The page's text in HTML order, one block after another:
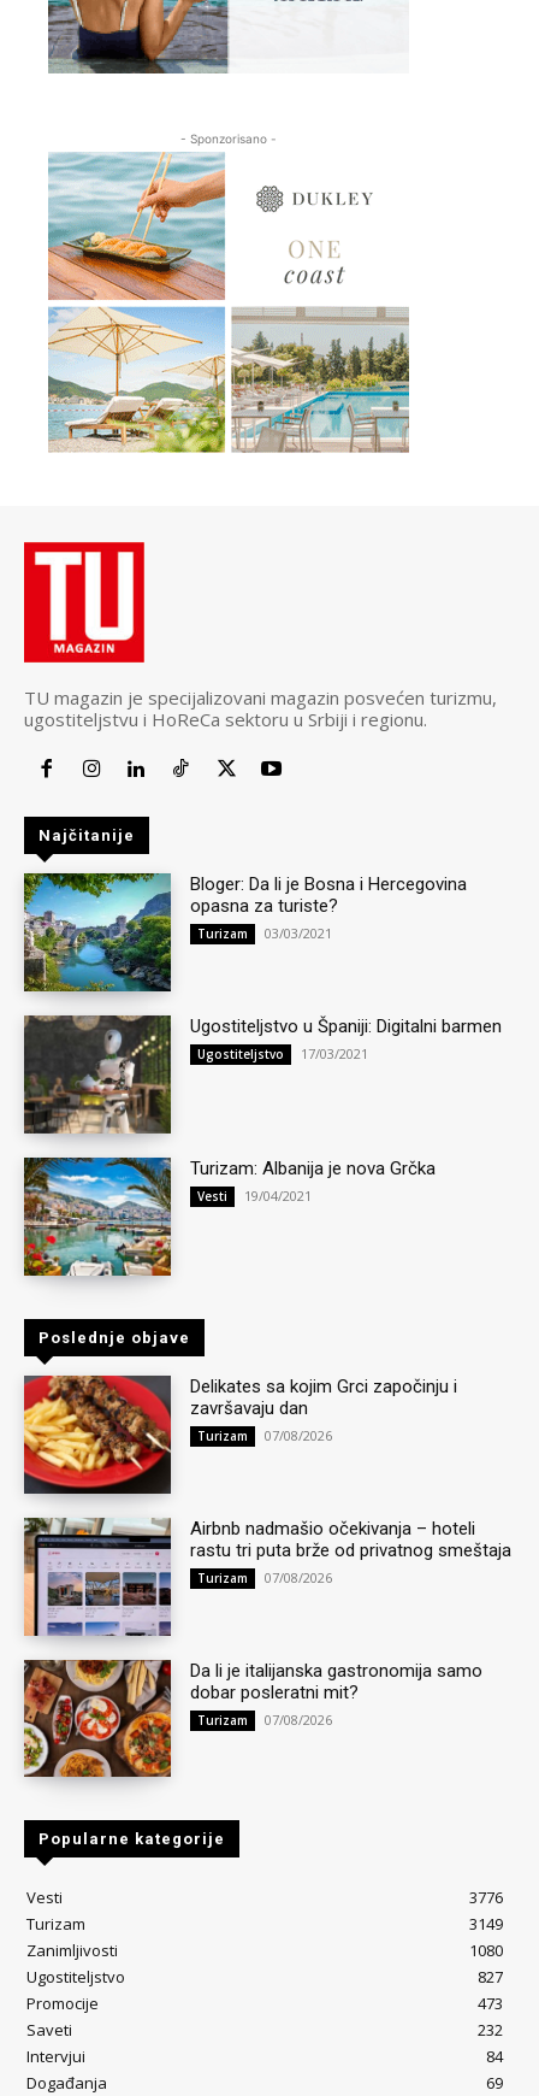
- Sponzorisano -
TU magazin je specijalizovani magazin posvećen turizmu,
ugostiteljstvu i HoReCa sektoru u Srbiji i regionu.
Najčitanije
Bloger: Da li je Bosna i Hercegovina
opasna za turiste?
Turizam 03/03/2021
Ugostiteljstvo u Španiji: Digitalni barmen
Ugostiteljstvo 17/03/2021
Turizam: Albanija je nova Grčka
Vesti 19/04/2021
Poslednje objave
Delikates sa kojim Grci započinju i
završavaju dan
Turizam 07/08/2026
Airbnb nadmašio očekivanja – hoteli
rastu tri puta brže od privatnog smeštaja
Turizam 07/08/2026
Da li je italijanska gastronomija samo
dobar posleratni mit?
Turizam 07/08/2026
Popularne kategorije
Vesti
3776
Turizam
3149
Zanimljivosti
1080
Ugostiteljstvo
827
Promocije
473
Saveti
232
Intervjui
84
Događanja
69